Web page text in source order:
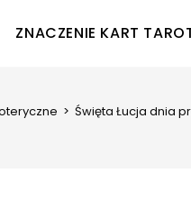
ZNACZENIE KART
> Święta Łucja dnia